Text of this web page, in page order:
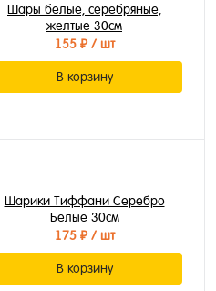
Шары белые, серебряные,
желтые 30см
155 ₽/ шт
В корзину
Шарики Тиффани Серебро
Белые 30см
175 ₽/ шт
В корзину